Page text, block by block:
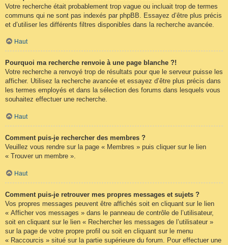
Votre recherche était probablement trop vague ou incluait trop de termes
communs qui ne sont pas indexés par phpBB. Essayez d’être plus précis
et d’utiliser les différents filtres disponibles dans la recherche avancée.
Haut
Pourquoi ma recherche renvoie à une page blanche ?!
Votre recherche a renvoyé trop de résultats pour que le serveur puisse les
afficher. Utilisez la recherche avancée et essayez d’être plus précis dans
les termes employés et dans la sélection des forums dans lesquels vous
souhaitez effectuer une recherche.
Haut
Comment puis-je rechercher des membres ?
Veuillez vous rendre sur la page « Membres » puis cliquer sur le lien
« Trouver un membre ».
Haut
Comment puis-je retrouver mes propres messages et sujets ?
Vos propres messages peuvent être affichés soit en cliquant sur le lien
« Afficher vos messages » dans le panneau de contrôle de l’utilisateur,
soit en cliquant sur le lien « Rechercher les messages de l’utilisateur »
sur la page de votre propre profil ou soit en cliquant sur le menu
« Raccourcis » situé sur la partie supérieure du forum. Pour effectuer une